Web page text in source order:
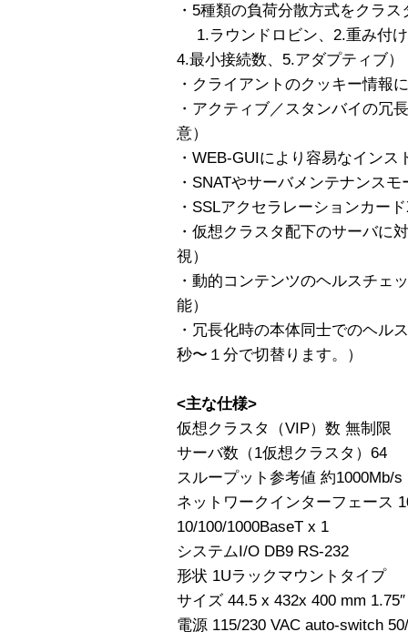
・5種類の負荷分散方式をクラ
1.ラウンドロビン、2.重み付
4.最小接続数、5.アダプティブ）
・クライアントのクッキー情報
・アクティブ／スタンバイの冗
意）
・WEB-GUIにより容易なイン
・SNATやサーバメンテナンス
・SSLアクセラレーションカー
・仮想クラスタ配下のサーバに
視）
・動的コンテンツのヘルスチェ
能）
・冗長化時の本体同士でのヘル
秒〜１分で切替ります。）
<主な仕様>
仮想クラスタ（VIP）数 無制限
サーバ数（1仮想クラスタ）64
スループット参考値 約1000Mb/s
ネットワークインターフェース
10/100/1000BaseT x 1
システムI/O DB9 RS-232
形状 1Uラックマウントタイプ
サイズ 44.5 x 432x 400 mm
電源 115/230 VAC auto-switch